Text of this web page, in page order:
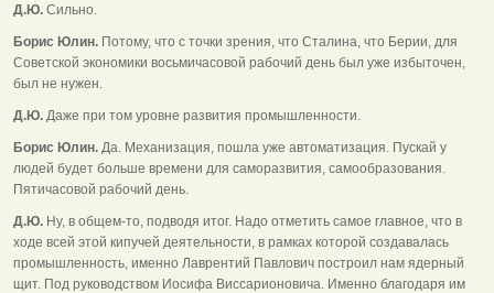
Д.Ю. Сильно.
Борис Юлин. Потому, что с точки зрения, что Сталина, что Берии, для
Советской экономики восьмичасовой рабочий день был уже избыточен,
был не нужен.
Д.Ю. Даже при том уровне развития промышленности.
Борис Юлин. Да. Механизация, пошла уже автоматизация. Пускай у
людей будет больше времени для саморазвития, самообразования.
Пятичасовой рабочий день.
Д.Ю. Ну, в общем-то, подводя итог. Надо отметить самое главное, что в
ходе всей этой кипучей деятельности, в рамках которой создавалась
промышленность, именно Лаврентий Павлович построил нам ядерный
щит. Под руководством Иосифа Виссарионовича. Именно благодаря им